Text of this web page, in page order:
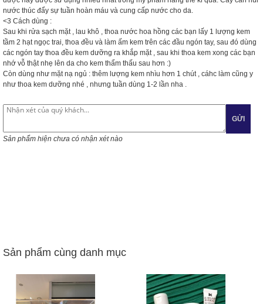
nước thúc đẩy sự tuần hoàn máu và cung cấp nước cho da.
<3 Cách dùng :
Sau khi rửa sạch mặt , lau khô , thoa nước hoa hồng các bạn lấy 1 lượng kem
tầm 2 hạt ngọc trai, thoa đều và làm ấm kem trên các đầu ngón tay, sau đó dùng
các ngón tay thoa đều kem dưỡng ra khắp mặt , sau khi thoa kem xong các bạn
nhớ vỗ thật nhẹ lên da cho kem thẩm thấu sau hơn :)
Còn dùng như mặt nạ ngủ : thêm lượng kem nhìu hơn 1 chút , cáhc làm cũng y
như thoa kem dưỡng nhé , nhưng tuần dùng 1-2 lần nha .
GỬI
Sản phẩm hiện chưa có nhận xét nào
Sản phẩm cùng danh mục